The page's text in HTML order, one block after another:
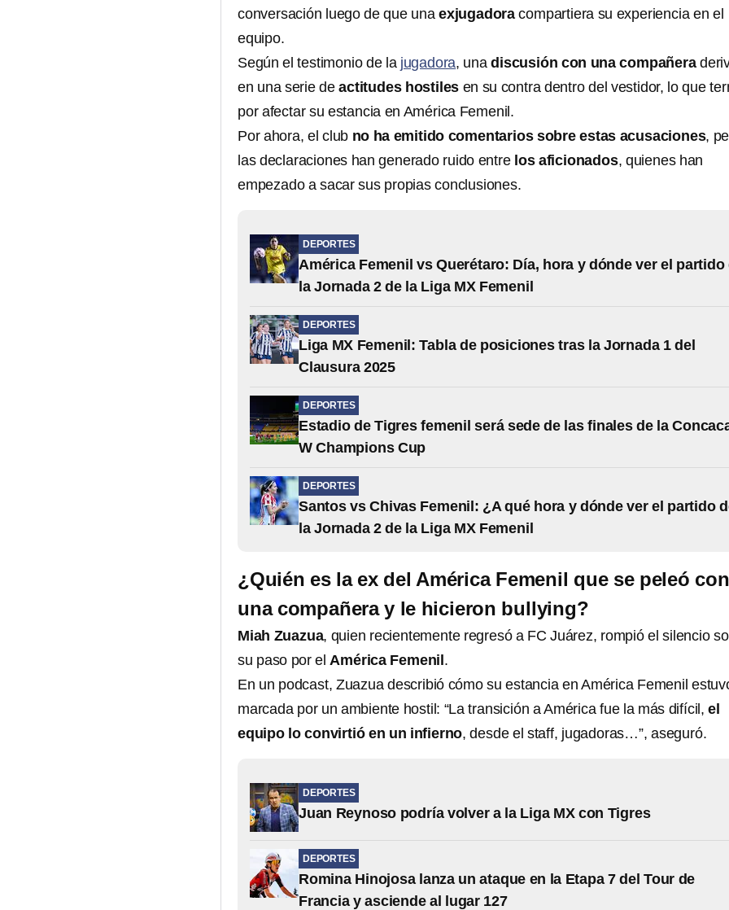
conversación luego de que unaexjugadoracompartiera su experiencia en el
equipo.
Según el testimonio de la jugadora, unadiscusión con una compañera
en una serie deactitudes hostiles en su contra dentro del vestidor, lo que
por afectar su estancia en América Femenil.
Por ahora, el club no ha emitido comentarios sobre estas acusaciones,
las declaraciones han generado ruido entre los aficionados, quienes han
empezado a sacar sus propias conclusiones.
DEPORTES
América Femenil vs Querétaro: Día, hora y dónde ver el partido
la Jornada 2 de la Liga MX Femenil
DEPORTES
Liga MX Femenil: Tabla de posiciones tras la Jornada 1 del
Clausura 2025
DEPORTES
Estadio de Tigres femenil será sede de las finales de la
W Champions Cup
DEPORTES
Santos vs Chivas Femenil: ¿A qué hora y dónde ver el partido
la Jornada 2 de la Liga MX Femenil
¿Quién es la ex del América Femenil que se peleó con
una compañera y le hicieron bullying?
Miah Zuazua, quien recientemente regresó a FC Juárez, rompió el silencio
su paso por elAmérica Femenil .
En un podcast, Zuazua describió cómo su estancia en América Femenil
marcada por un ambiente hostil: “La transición a América fue la más difícil,el
equipo lo convirtió en un infierno, desde el staff, jugadoras…”, aseguró.
DEPORTES
Juan Reynoso podría volver a la Liga MX con Tigres
DEPORTES
Romina Hinojosa lanza un ataque en la Etapa 7 del Tour de
Francia y asciende al lugar 127